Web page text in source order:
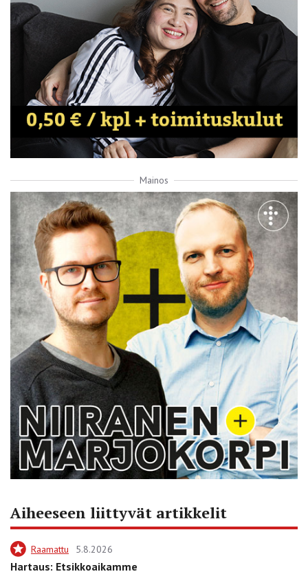
Mainos
Aiheeseen liittyvät artikkelit
Raamattu 5.8.2026
Hartaus: Etsikkoaikamme